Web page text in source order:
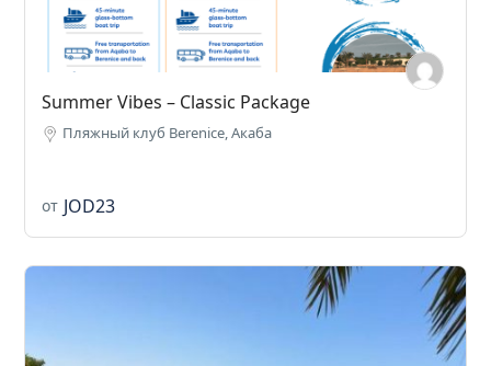
Summer Vibes – Classic Package
Пляжный клуб Berenice, Акаба
от JOD23